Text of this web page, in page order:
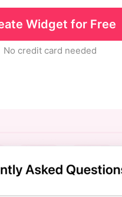
Widget for Free
No credit card needed